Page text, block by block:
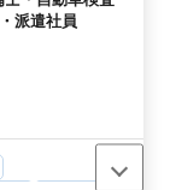
ムな職場環
らアットホ
ケーション
、通勤が便
。自動車整
きやすい職
派遣社員